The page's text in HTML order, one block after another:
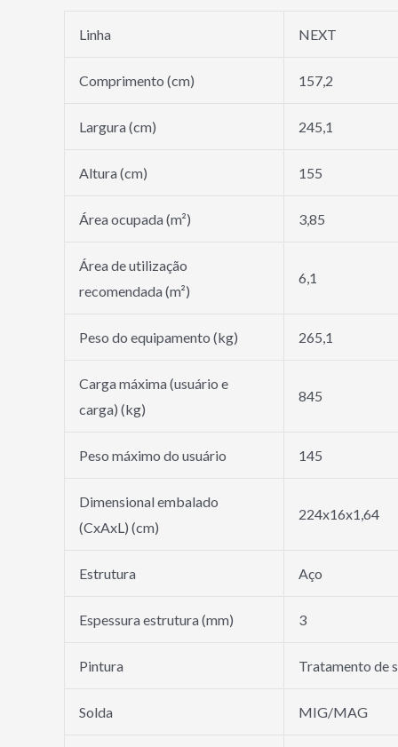
Linha NEXT
Comprimento (cm) 157,2
Largura (cm) 245,1
Altura (cm) 155
Área ocupada (m²) 3,85
Área de utilização
recomendada (m²)
6,1
Peso do equipamento (kg) 265,1
Carga máxima (usuário e
carga) (kg)
845
Peso máximo do usuário 145
Dimensional embalado
(CxAxL) (cm)
224x16x1,64
Estrutura Aço
Espessura estrutura (mm) 3
Pintura Tratamento de
Solda MIG/MAG